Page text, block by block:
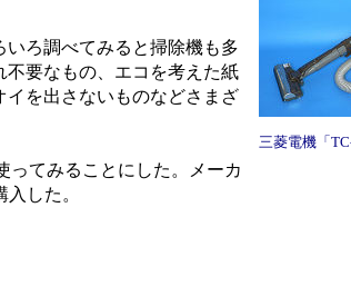
三菱電機「
ろ調べてみると掃除機も多
要なもの、エコを考えた紙
を出さないものなどさまざ
てみることにした。メーカ
した。